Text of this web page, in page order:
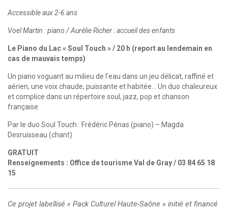
Accessible aux 2-6 ans
Voel Martin : piano / Aurélie Richer : accueil des enfants
Le Piano du Lac « Soul Touch » / 20 h (report au lendemain en
cas de mauvais temps)
Un piano voguant au milieu de l’eau dans un jeu délicat, raffiné et
aérien, une voix chaude, puissante et habitée… Un duo chaleureux
et complice dans un répertoire soul, jazz, pop et chanson
française.
Par le duo Soul Touch : Frédéric Pénas (piano) – Magda
Desruisseau (chant)
GRATUIT
Renseignements : Office de tourisme Val de Gray / 03 84 65 18
15
Ce projet labellisé « Pack Culturel Haute-Saône » initié et financé